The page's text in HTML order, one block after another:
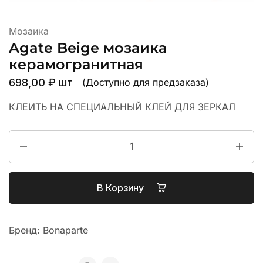
Мозаика
Agate Beige мозаика
керамогранитная
698,00 ₽ шт (Доступно для предзаказа)
КЛЕИТЬ НА СПЕЦИАЛЬНЫЙ КЛЕЙ ДЛЯ ЗЕРКАЛ
В Корзину
Бренд: Bonaparte